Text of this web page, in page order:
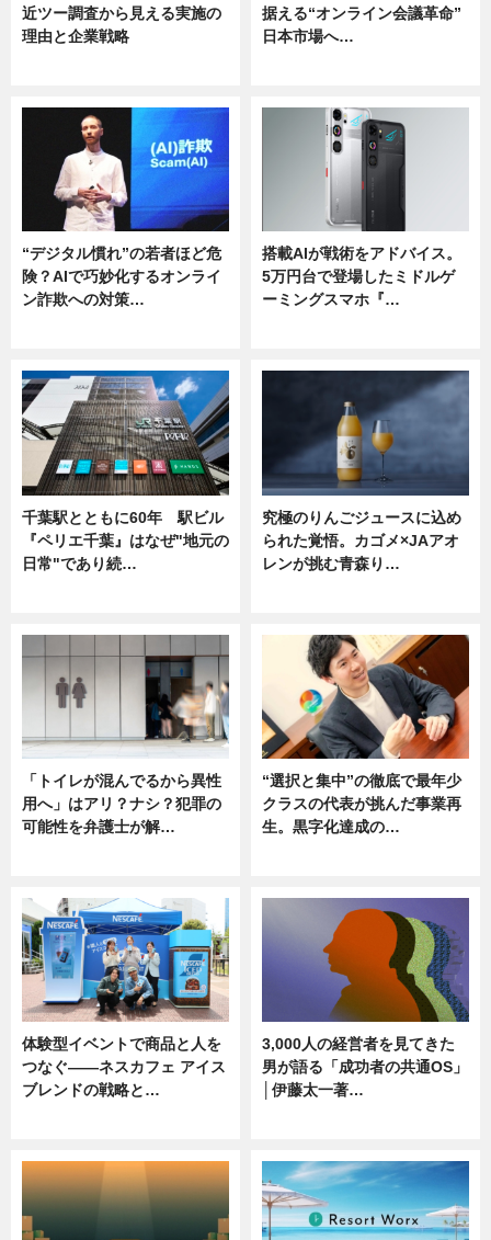
近ツー調査から見える実施の
理由と企業戦略
据える“オンライン会議革命”
日本市場へ…
“デジタル慣れ”の若者ほど危
険？AIで巧妙化するオンライ
ン詐欺への対策…
搭載AIが戦術をアドバイス。
5万円台で登場したミドルゲ
ーミングスマホ『…
千葉駅とともに60年 駅ビル
『ペリエ千葉』はなぜ"地元の
日常"であり続…
究極のりんごジュースに込め
られた覚悟。カゴメ×JAアオ
レンが挑む青森り…
「トイレが混んでるから異性
用へ」はアリ？ナシ？犯罪の
可能性を弁護士が解…
“選択と集中”の徹底で最年少
クラスの代表が挑んだ事業再
生。黒字化達成の…
体験型イベントで商品と人を
つなぐ――ネスカフェ アイス
ブレンドの戦略と…
3,000人の経営者を見てきた
男が語る「成功者の共通OS」
│伊藤太一著…